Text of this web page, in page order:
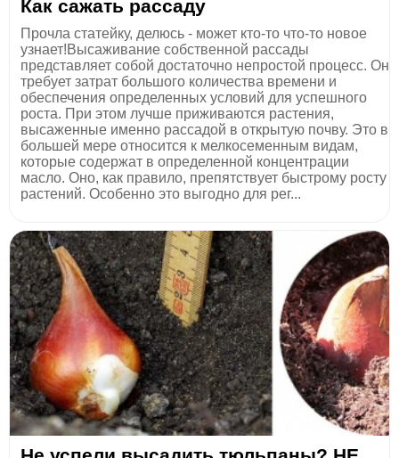
Как сажать рассаду
Прочла статейку, делюсь - может кто-то что-то новое
узнает!Высаживание собственной рассады
представляет собой достаточно непростой процесс. Он
требует затрат большого количества времени и
обеспечения определенных условий для успешного
роста. При этом лучше приживаются растения,
высаженные именно рассадой в открытую почву. Это в
большей мере относится к мелкосеменным видам,
которые содержат в определенной концентрации
масло. Оно, как правило, препятствует быстрому росту
растений. Особенно это выгодно для рег...